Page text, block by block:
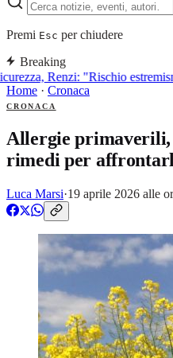
Premi Esc per chiudere
Breaking
Renzi: "Rischio
Home · Cronaca
CRONACA
Allergie primaverili,
rimedi per
Luca Marsi·19 aprile 2026 alle